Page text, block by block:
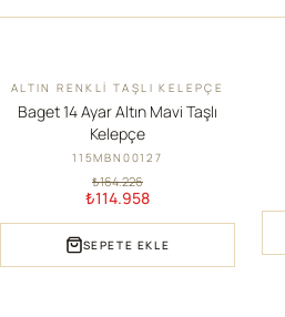
İNDIRIM
ALTIN RENKLI TAŞLI KELEPÇE
Baget 14 Ayar Altın Mavi Taşlı
Kelepçe
115MBN00127
₺164.226
₺114.958
SEPETE EKLE